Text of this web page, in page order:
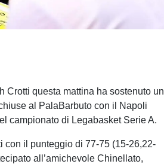
Crotti questa mattina ha sostenuto un
al PalaBarbuto con il Napoli
campionato di Legabasket Serie A.
con il punteggio di 77-75 (15-26,22-
all’amichevole Chinellato,